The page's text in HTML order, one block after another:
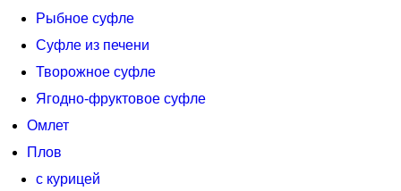
Рыбное суфле
Суфле из печени
Творожное суфле
Ягодно-фруктовое суфле
Омлет
Плов
с курицей